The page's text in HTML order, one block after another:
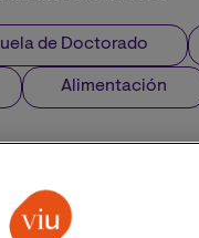
de Doctorado
Alimentación